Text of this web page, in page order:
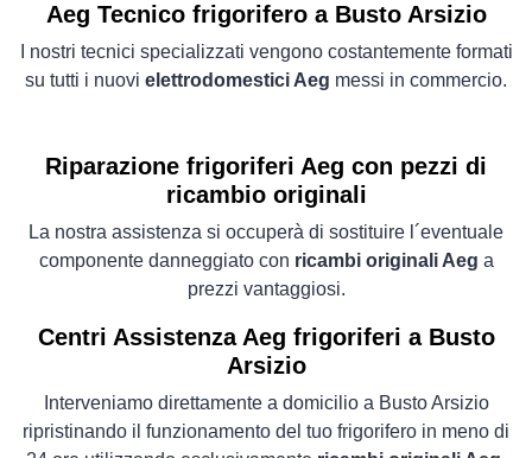
Aeg Tecnico frigorifero a Busto Arsizio
I nostri tecnici specializzati vengono costantemente formati
su tutti i nuovi elettrodomestici Aeg messi in commercio.
Riparazione frigoriferi Aeg con pezzi di
ricambio originali
La nostra assistenza si occuperà di sostituire l´eventuale
componente danneggiato con ricambi originali Aeg a
prezzi vantaggiosi.
Centri Assistenza Aeg frigoriferi a Busto
Arsizio
Interveniamo direttamente a domicilio a Busto Arsizio
ripristinando il funzionamento del tuo frigorifero in meno di